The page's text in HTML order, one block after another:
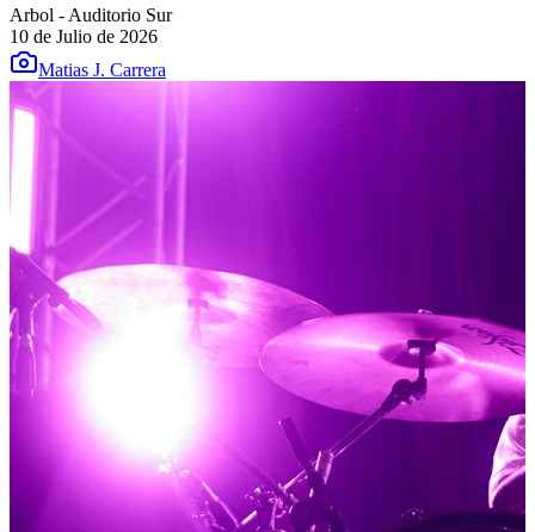
Arbol - Auditorio Sur
10 de Julio de 2026
Matias J. Carrera